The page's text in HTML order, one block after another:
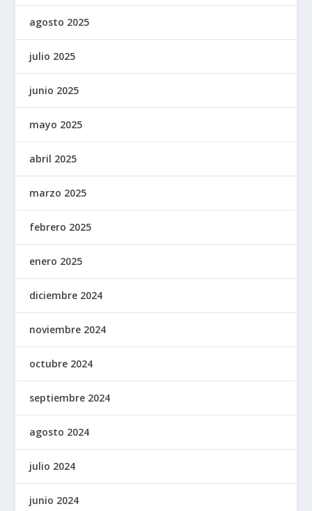
agosto 2025
julio 2025
junio 2025
mayo 2025
abril 2025
marzo 2025
febrero 2025
enero 2025
diciembre 2024
noviembre 2024
octubre 2024
septiembre 2024
agosto 2024
julio 2024
junio 2024